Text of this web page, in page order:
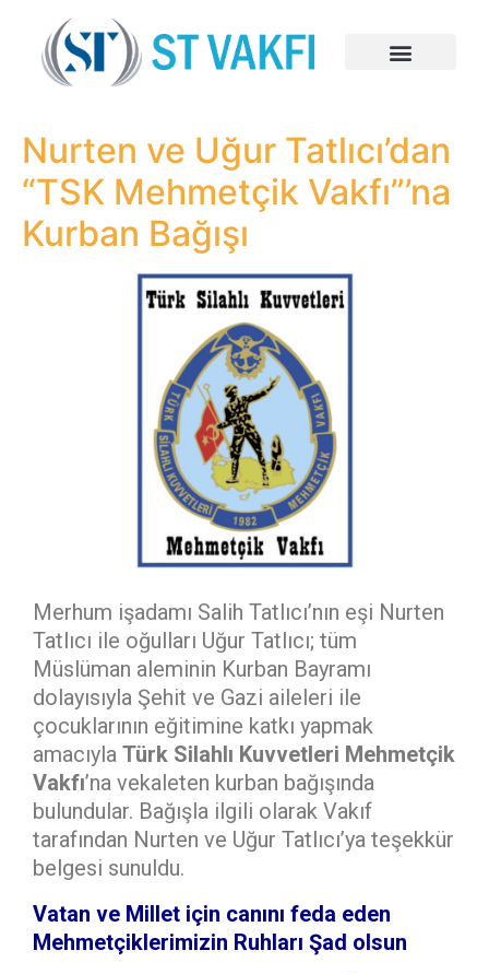
Nurten ve Uğur Tatlıcı’dan
“TSK Mehmetçik Vakfı”’na
Kurban Bağışı
Merhum işadamı Salih Tatlıcı’nın eşi Nurten
Tatlıcı ile oğulları Uğur Tatlıcı; tüm
Müslüman aleminin Kurban Bayramı
dolayısıyla Şehit ve Gazi aileleri ile
çocuklarının eğitimine katkı yapmak
amacıyla Türk Silahlı Kuvvetleri Mehmetçik
Vakfı’na vekaleten kurban bağışında
bulundular. Bağışla ilgili olarak Vakıf
tarafından Nurten ve Uğur Tatlıcı’ya teşekkür
belgesi sunuldu.
Vatan ve Millet için canını feda eden
Mehmetçiklerimizin Ruhları Şad olsun